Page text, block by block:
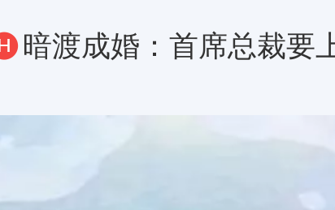
暗渡成婚：首席总裁要